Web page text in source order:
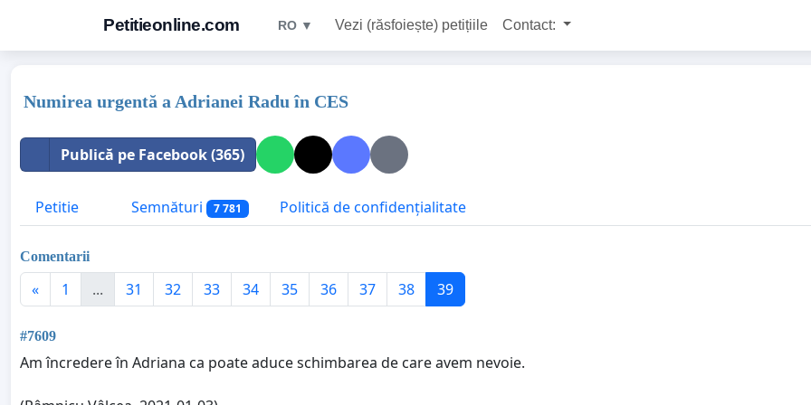
Petitieonline.com RO ▼ Vezi (răsfoiește) petițiile Contact:
Numirea urgentă a Adrianei Radu în CES
Publică pe Facebook (365)
Petitie Semnături 7 781 Politică de confidențialitate
Comentarii
« 1 ... 31 32 33 34 35 36 37 38 39
#7609
Am încredere în Adriana ca poate aduce schimbarea de care avem nevoie.